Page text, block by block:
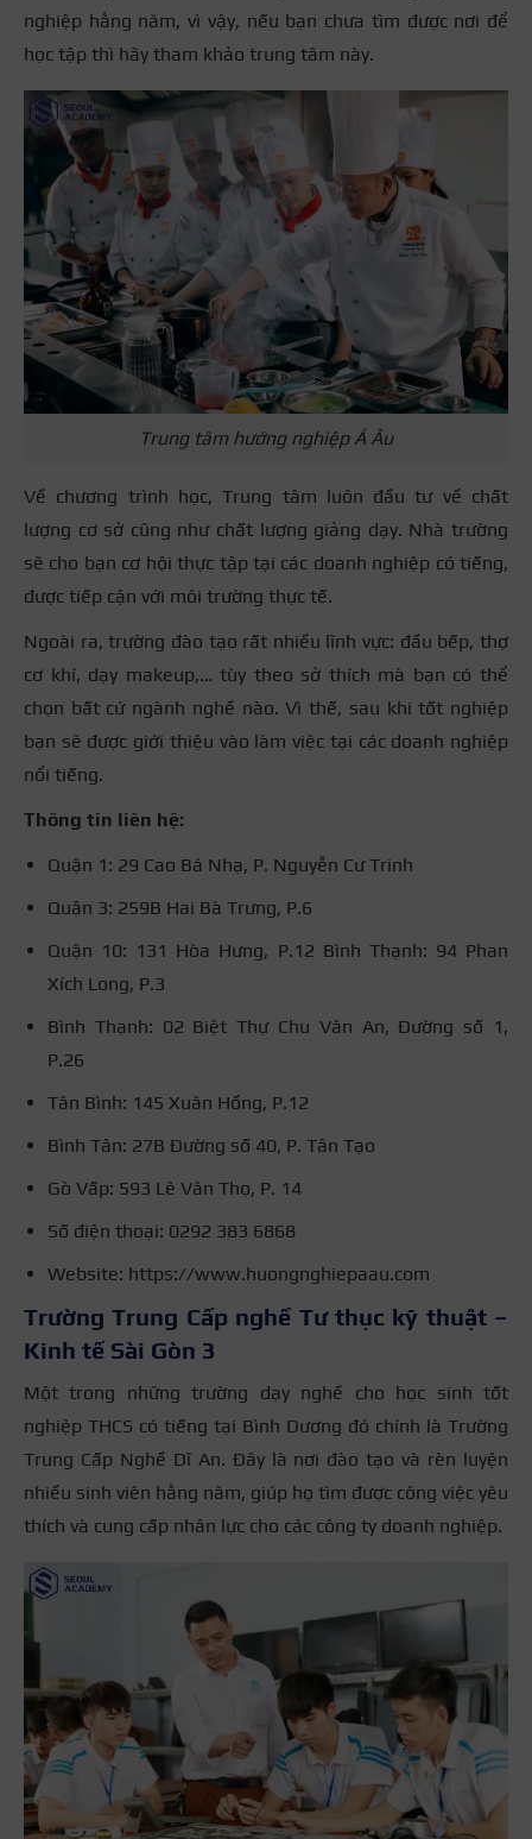
nghiệp hằng năm, vì vậy, nếu bạn chưa tìm được nơi để
học tập thì hãy tham khảo trung tâm này.
Trung tâm hướng nghiệp Á Âu
Về chương trình học, Trung tâm luôn đầu tư về chất
lượng cơ sở cũng như chất lượng giảng dạy. Nhà trường
sẽ cho bạn cơ hội thực tập tại các doanh nghiệp có tiếng,
được tiếp cận với môi trường thực tế.
Ngoài ra, trường đào tạo rất nhiều lĩnh vực: đầu bếp, thợ
cơ khí, dạy makeup,… tùy theo sở thích mà bạn có thể
chọn bất cứ ngành nghề nào. Vì thế, sau khi tốt nghiệp
bạn sẽ được giới thiệu vào làm việc tại các doanh nghiệp
nổi tiếng.
Thông tin liên hệ:
Quận 1: 29 Cao Bá Nhạ, P. Nguyễn Cư Trinh
Quận 3: 259B Hai Bà Trưng, P.6
Quận 10: 131 Hòa Hưng, P.12 Bình Thạnh: 94 Phan
Xích Long, P.3
Bình Thạnh: 02 Biệt Thự Chu Văn An, Đường số 1,
P.26
Tân Bình: 145 Xuân Hồng, P.12
Bình Tân: 27B Đường số 40, P. Tân Tạo
Gò Vấp: 593 Lê Văn Thọ, P. 14
Số điện thoại: 0292 383 6868
Website: https://www.huongnghiepaau.com
Trường Trung Cấp nghề Tư thục kỹ thuật –
Kinh tế Sài Gòn 3
Một trong những trường dạy nghề cho học sinh tốt
nghiệp THCS có tiếng tại Bình Dương đó chính là Trường
Trung Cấp Nghề Dĩ An. Đây là nơi đào tạo và rèn luyện
nhiều sinh viên hằng năm, giúp họ tìm được công việc yêu
thích và cung cấp nhân lực cho các công ty doanh nghiệp.